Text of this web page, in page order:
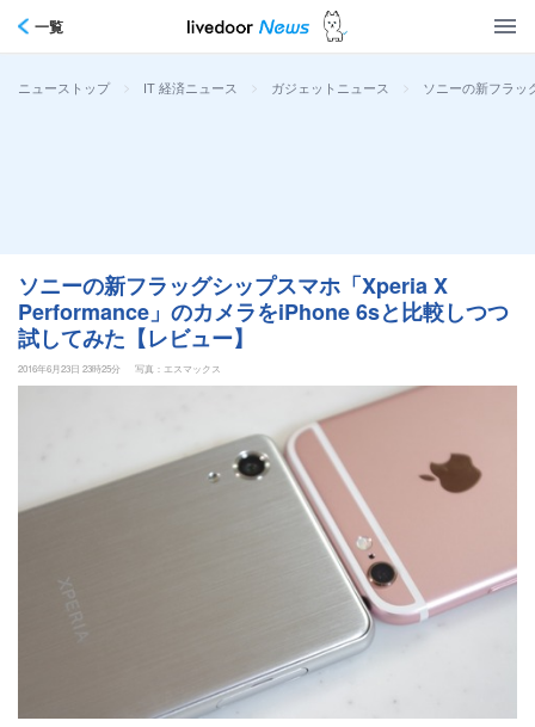
一覧
ニューストップ > IT 経済ニュース > ガジェットニュース > ソニーの新フラッ
ソニーの新フラッグシップスマホ「Xperia X
Performance」のカメラをiPhone 6sと比較しつつ
試してみた【レビュー】
2016年6月23日 23時25分 写真：エスマックス